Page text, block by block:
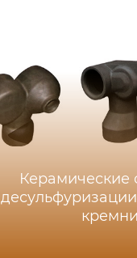
Керамические